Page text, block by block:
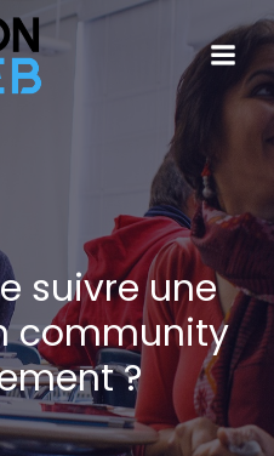
suivre une
community
?